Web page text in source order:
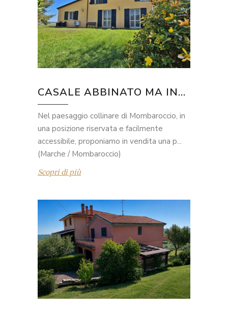
CASALE ABBINATO MA IN...
Nel paesaggio collinare di Mombaroccio, in
una posizione riservata e facilmente
accessibile, proponiamo in vendita una p...
(Marche / Mombaroccio)
Scopri di più